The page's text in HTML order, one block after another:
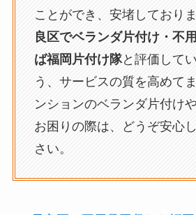
ことができ、安堵しており
良区でベランダ片付け・不
ば福岡片付け隊と評価して
う、サービスの質を高めて
ンションのベランダ片付け
お困りの際は、どうぞ安心
さい。